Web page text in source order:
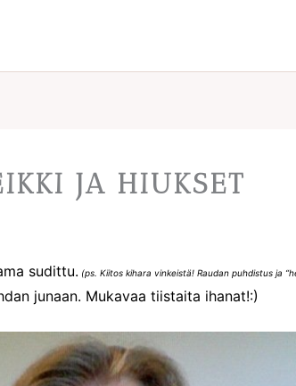
JA HIUKSET
sudittu. (ps. Kiitos kihara vinkeistä! Raudan puhdistus ja
junaan. Mukavaa tiistaita ihanat!:)